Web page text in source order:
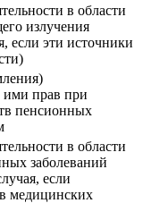
в области
излучения
если эти источники
ими прав при
пенсионных
в области
заболеваний
если
в медицинских